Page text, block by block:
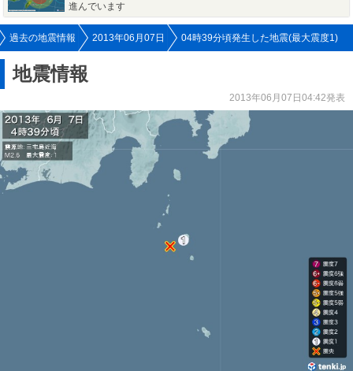
進んでいます
過去の地震情報 2013年06月07日 04時39分頃発生した地震(最大震度1)
地震情報
2013年06月07日04:42発表